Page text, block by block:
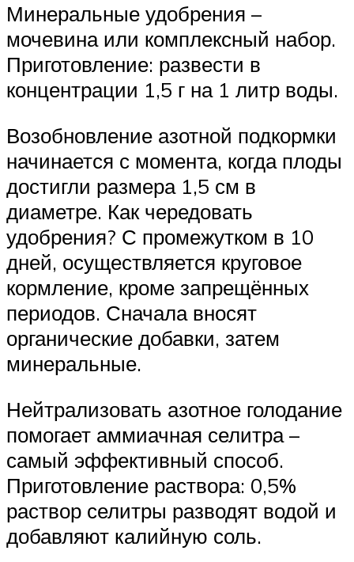
Минеральные удобрения –
мочевина или комплексный набор.
Приготовление: развести в
концентрации 1,5 г на 1 литр воды.
Возобновление азотной подкормки
начинается с момента, когда плоды
достигли размера 1,5 см в
диаметре. Как чередовать
удобрения? С промежутком в 10
дней, осуществляется круговое
кормление, кроме запрещённых
периодов. Сначала вносят
органические добавки, затем
минеральные.
Нейтрализовать азотное голодание
помогает аммиачная селитра –
самый эффективный способ.
Приготовление раствора: 0,5%
раствор селитры разводят водой и
добавляют калийную соль.